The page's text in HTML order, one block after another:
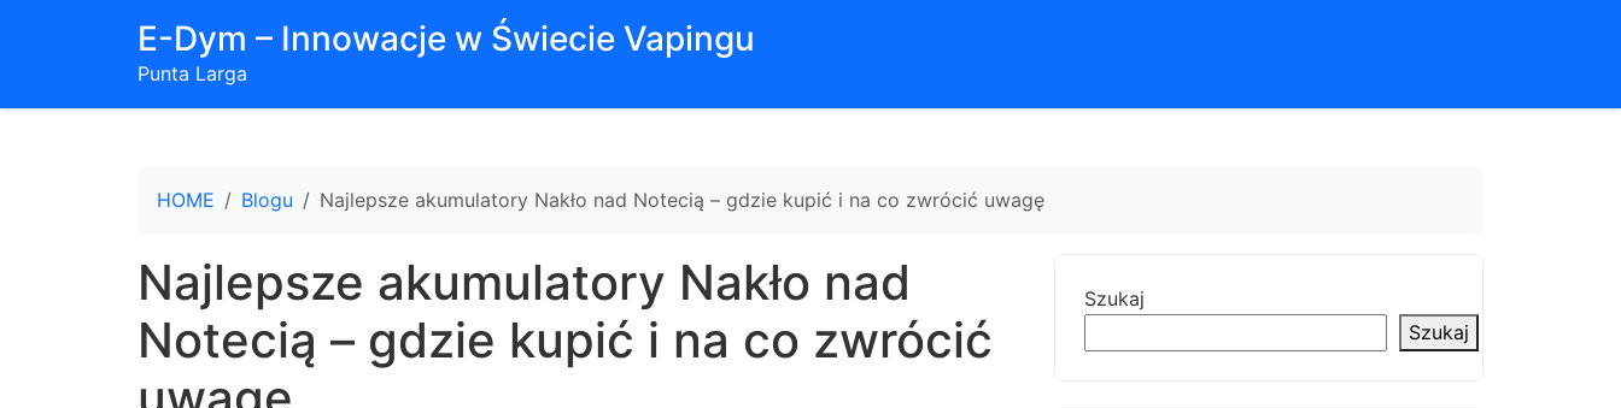
E-Dym – Innowacje w Świecie Vapingu
Punta Larga
HOME Blogu Najlepsze akumulatory Nakło nad Notecią – gdzie kupić i na co zwrócić uwagę
Najlepsze akumulatory Nakło nad
Notecią – gdzie kupić i na co zwrócić
Szukaj
Szukaj